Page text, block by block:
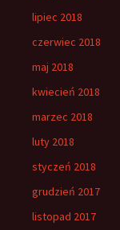
lipiec 2018
czerwiec 2018
maj 2018
kwiecień 2018
marzec 2018
luty 2018
styczeń 2018
grudzień 2017
listopad 2017